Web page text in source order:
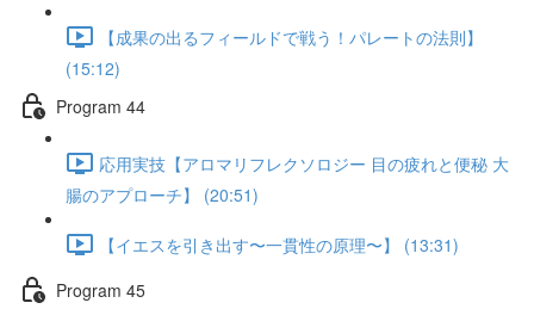
【成果の出るフィールドで戦う！パレートの法則】
(15:12)
Program 44
応用実技【アロマリフレクソロジー 目の疲れと便秘 大
腸のアプローチ】 (20:51)
【イエスを引き出す〜一貫性の原理〜】 (13:31)
Program 45